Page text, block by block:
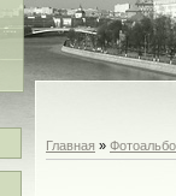
Главная »